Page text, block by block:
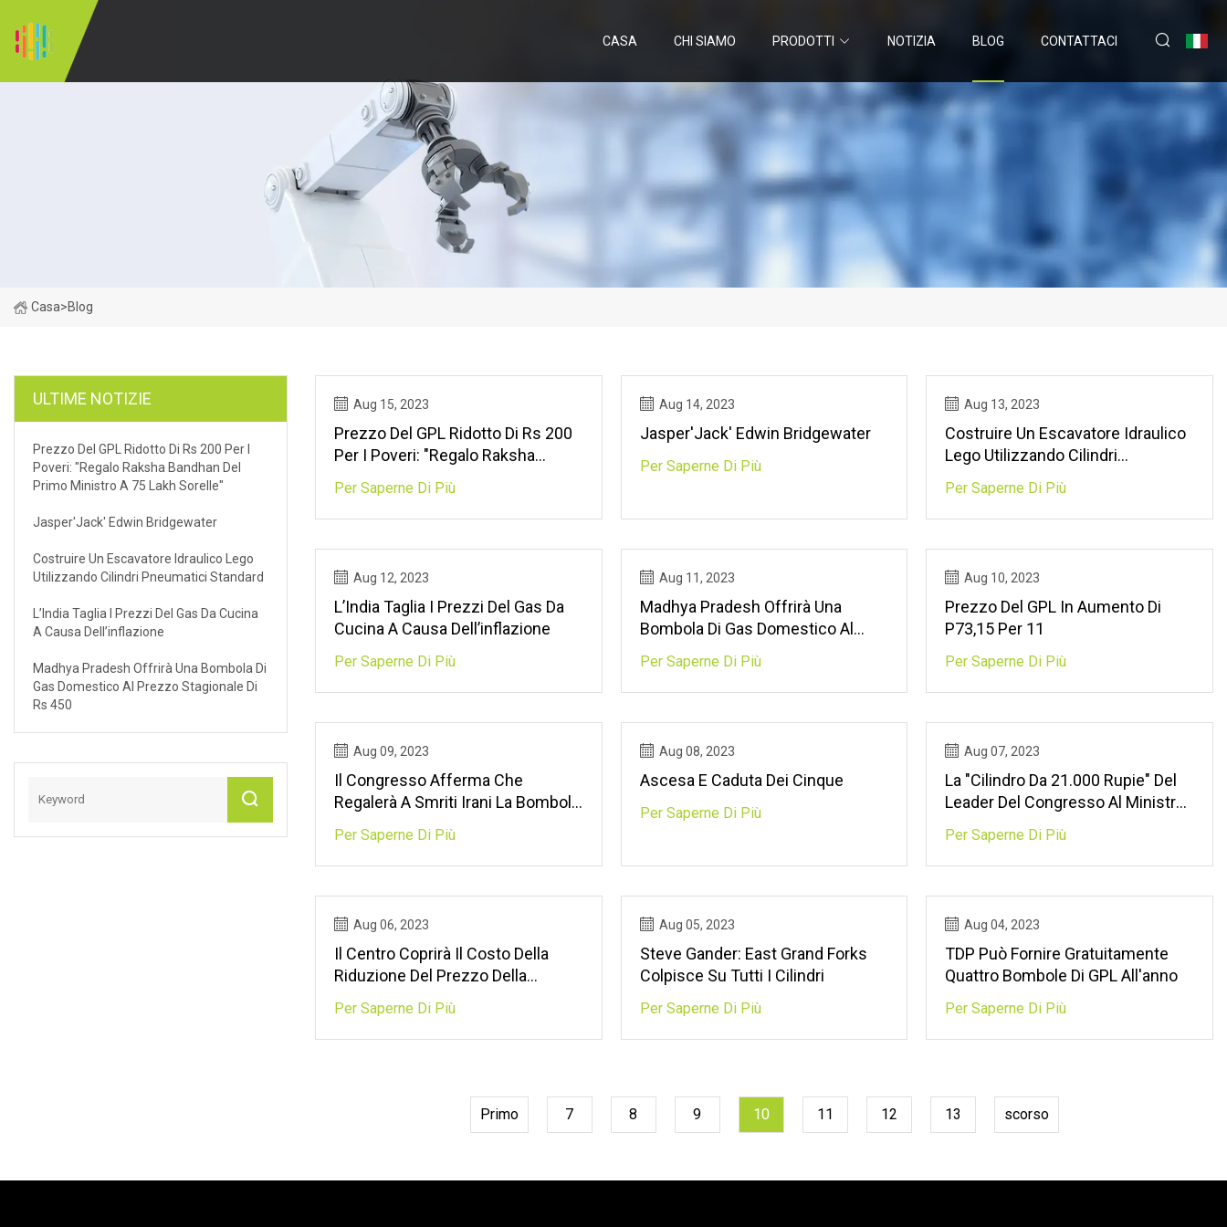
CASA CHI SIAMO PRODOTTI NOTIZIA BLOG CONTATTACI
Casa>Blog
ULTIME NOTIZIE
Prezzo Del GPL Ridotto Di Rs 200 Per I
Poveri: "Regalo Raksha Bandhan Del
Primo Ministro A 75 Lakh Sorelle"
Jasper'Jack' Edwin Bridgewater
Costruire Un Escavatore Idraulico Lego
Utilizzando Cilindri Pneumatici Standard
L’India Taglia I Prezzi Del Gas Da Cucina
A Causa Dell’inflazione
Madhya Pradesh Offrirà Una Bombola Di
Gas Domestico Al Prezzo Stagionale Di
Rs 450
Aug 15, 2023
Prezzo Del GPL Ridotto Di Rs 200
Per I Poveri: "Regalo Raksha
Lakh Sorelle"
Per Saperne Di Più
Aug 14, 2023
Jasper'Jack' Edwin Bridgewater
Per Saperne Di Più
Aug 13, 2023
Costruire Un Escavatore Idraulico
Lego Utilizzando Cilindri
Per Saperne Di Più
Aug 12, 2023
L’India Taglia I Prezzi Del Gas Da
Cucina A Causa Dell’inflazione
Per Saperne Di Più
Aug 11, 2023
Madhya Pradesh Offrirà Una
Bombola Di Gas Domestico Al
Per Saperne Di Più
Aug 10, 2023
Prezzo Del GPL In Aumento Di
P73,15 Per 11
Per Saperne Di Più
Aug 09, 2023
Il Congresso Afferma Che
Regalerà A Smriti Irani La Bombola
2013
Per Saperne Di Più
Aug 08, 2023
Ascesa E Caduta Dei Cinque
Per Saperne Di Più
Aug 07, 2023
La "cilindro Da 21.000 Rupie" Del
Leader Del Congresso Al Ministro
Per Saperne Di Più
Aug 06, 2023
Il Centro Coprirà Il Costo Della
Riduzione Del Prezzo Della
Hardeep Singh Puri: Rapporto
Per Saperne Di Più
Aug 05, 2023
Steve Gander: East Grand Forks
Colpisce Su Tutti I Cilindri
Per Saperne Di Più
Aug 04, 2023
TDP Può Fornire Gratuitamente
Quattro Bombole Di GPL All'anno
Per Saperne Di Più
Primo 7 8 9 10 11 12 13 scorso